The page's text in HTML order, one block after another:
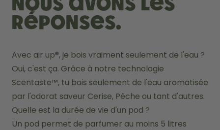
Nous avons les
réponses.
Avec air up®, je bois vraiment seulement de l'eau ?
Oui, c'est ça. Grâce à notre technologie
Scentaste™, tu bois seulement de l'eau aromatisée
par l'odorat saveur Cerise, Pêche ou tant d'autres.
Quelle est la durée de vie d'un pod ?
Un pod permet de parfumer au moins 5 litres